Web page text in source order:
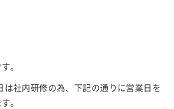
。
は社内研修の為、下記の通りに営業日を
。